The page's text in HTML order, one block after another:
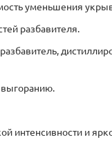
уменьшения
разбавителя.
выгоранию.
интенсивности и